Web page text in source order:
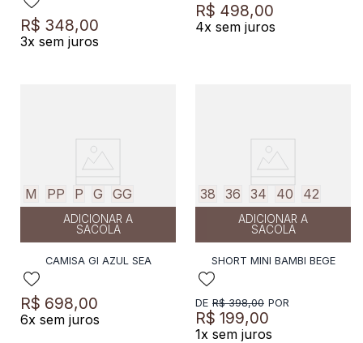
R$ 348,00
3x sem juros
R$ 498,00
4x sem juros
M PP P G GG
ADICIONAR A
SACOLA
CAMISA GI AZUL SEA
R$ 698,00
6x sem juros
38 36 34 40 42
ADICIONAR A
SACOLA
SHORT MINI BAMBI BEGE
R$ 398,00
R$ 199,00
1x sem juros